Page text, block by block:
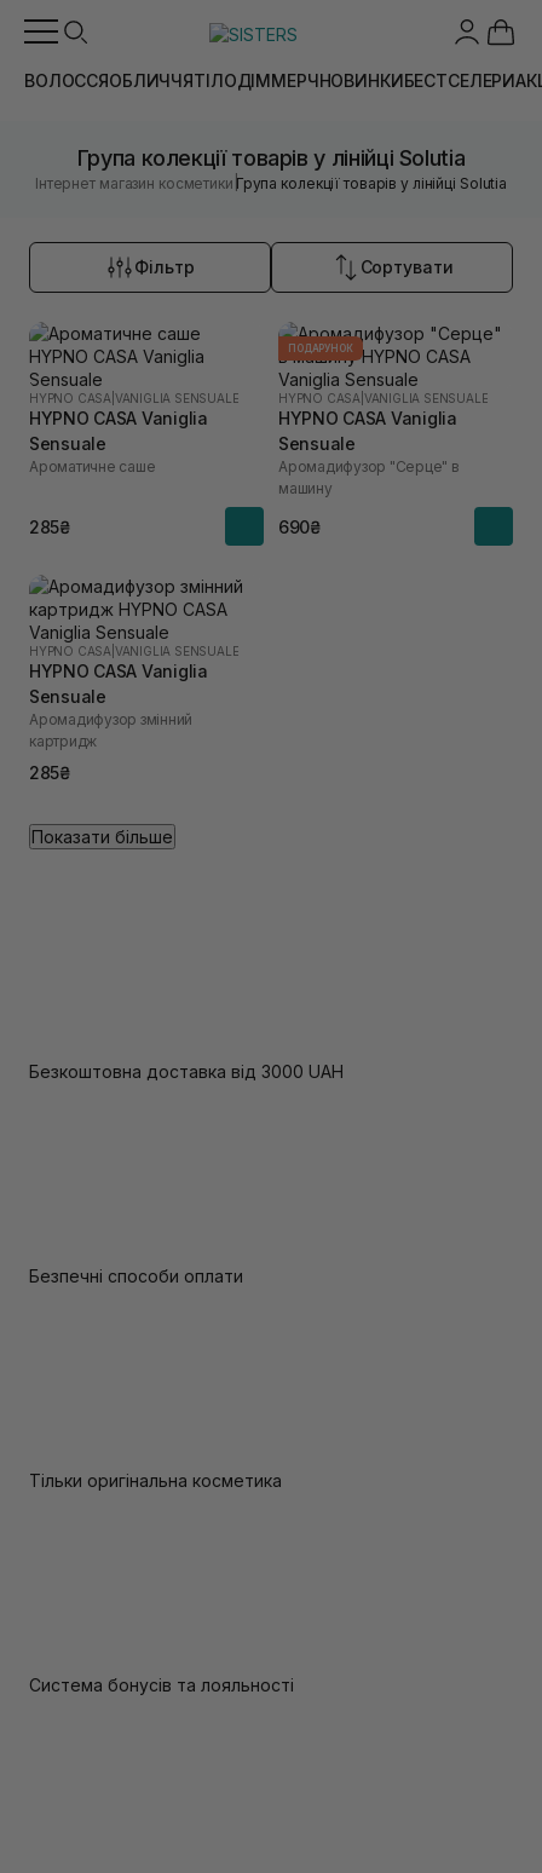
ВОЛОССЯОБЛИЧЧЯТІЛОДІММЕРЧНОВИНКИБЕСТСЕЛЕРИ
Група колекції товарів у лінійці Solutia
Інтернет магазин косметики |Група колекції товарів у лінійці Solutia
Фільтр Сортувати
HYPNO CASA VANIGLIA SENSUALE
HYPNO CASA Vaniglia
Sensuale
Ароматичне саше
285₴
ПОДАРУНОК
HYPNO CASA VANIGLIA SENSUALE
HYPNO CASA Vaniglia
Sensuale
Аромадифузор "Серце" в
машину
690₴
HYPNO CASA VANIGLIA SENSUALE
HYPNO CASA Vaniglia
Sensuale
Аромадифузор змінний
картридж
285₴
Показати більше
Безкоштовна доставка від 3000 UAH
Безпечні способи оплати
Тільки оригінальна косметика
Система бонусів та лояльності